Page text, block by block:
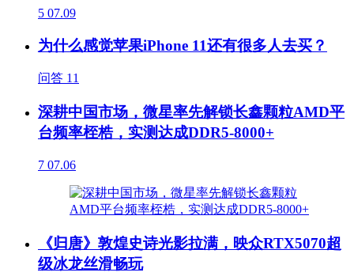
5 07.09
为什么感觉苹果iPhone 11还有很多人去买？
问答 11
深耕中国市场，微星率先解锁长鑫颗粒AMD平
台频率桎梏，实测达成DDR5-8000+
7 07.06
《归唐》敦煌史诗光影拉满，映众RTX5070超
级冰龙丝滑畅玩